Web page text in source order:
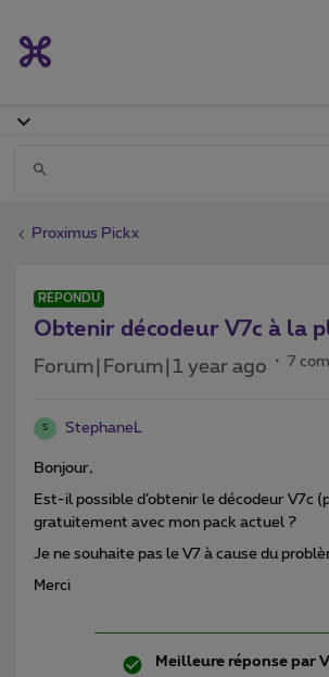
Proximus Pickx
RÉPONDU
Obtenir décodeur V7c à la
Forum|Forum|1 year ago 7
S StephaneL
Bonjour,
Est-il possible d’obtenir le décodeur V7c
gratuitement avec mon pack actuel ?
Je ne souhaite pas le V7 à cause du
Merci
Meilleure réponse par